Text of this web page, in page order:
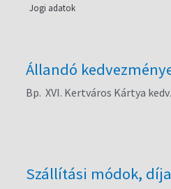
Jogi adatok
Állandó
Bp. XVI. Kertváros Kártya
Szállítási módok,